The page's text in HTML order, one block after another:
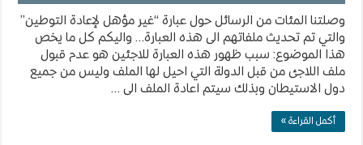
وصلتنا المئات من الرسائل حول عبارة “غير مؤهل لإعادة التوطين”
والتي تم تحديث ملفاتهم الى هذه العبارة… واليكم كل ما يخص
هذا الموضوع: سبب ظهور هذه العبارة للاجئين هو عدم قبول
ملف اللاجئ من قبل الدولة التي احيل لها الملف وليس من جميع
دول الاستيطان وبذلك سيتم اعادة الملف الى …
أكمل القراءة »